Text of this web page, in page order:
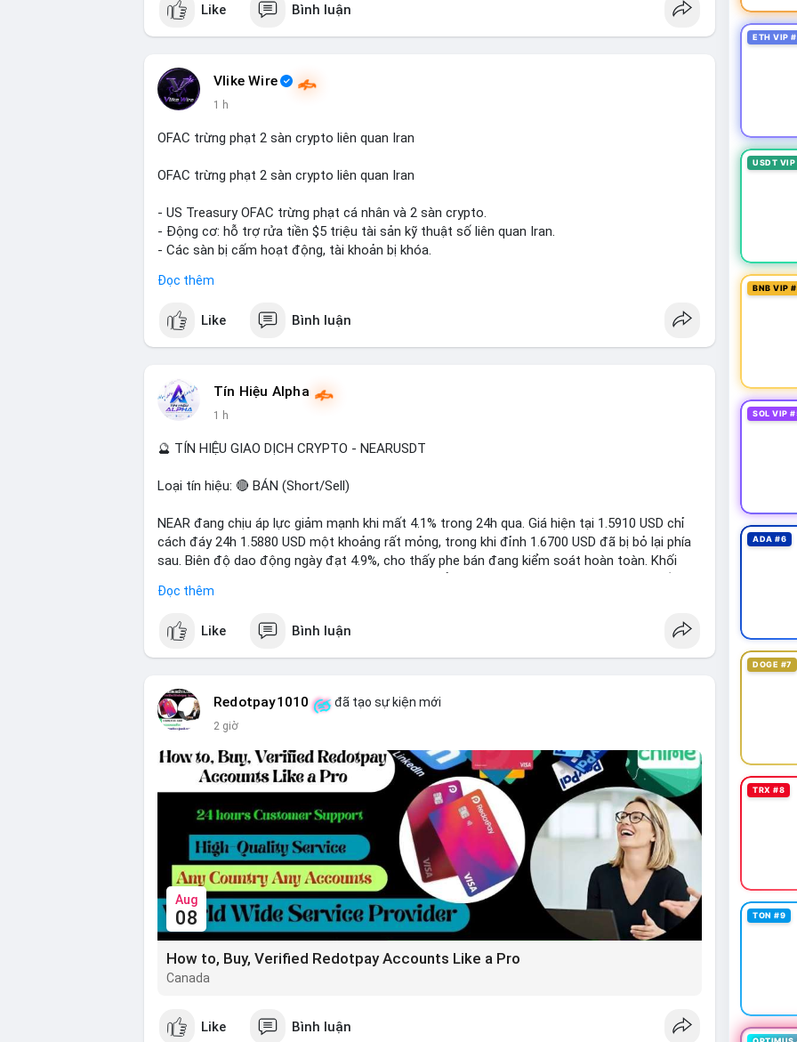
Like Bình luận
Vlike Wire
1 h
OFAC trừng phạt 2 sàn crypto liên quan Iran
OFAC trừng phạt 2 sàn crypto liên quan Iran
- US Treasury OFAC trừng phạt cá nhân và 2 sàn crypto.
- Động cơ: hỗ trợ rửa tiền $5 triệu tài sản kỹ thuật số liên quan Iran.
- Các sàn bị cấm hoạt động, tài khoản bị khóa.
$btc $eth
#vlikevn
📰 Nguồn: Cointelegraph
Đọc thêm
Like Bình luận
Tín Hiệu Alpha
1 h
🔮 TÍN HIỆU GIAO DỊCH CRYPTO - NEARUSDT
Loại tín hiệu: 🔴 BÁN (Short/Sell)
NEAR đang chịu áp lực giảm mạnh khi mất 4.1% trong 24h qua. Giá hiện tại 1.5910 USD chỉ
cách đáy 24h 1.5880 USD một khoảng rất mỏng, trong khi đỉnh 1.6700 USD đã bị bỏ lại phía
sau. Biên độ dao động ngày đạt 4.9%, cho thấy phe bán đang kiểm soát hoàn toàn. Khối
đang tiếp diễn.
Khuyến nghị giao dịch:
- Vùng Entry: 1.5910 - 1.5980
- Cắt lỗ (Stop Loss - SL): 1.6100
Quản trị vốn chặt chẽ, chỉ vào lệnh với rủi ro tối đa 1-2% tài khoản cho mỗi vị thế.
#shortnear #near1.59#bearishnear #selllimit #vlikenear
Đọc thêm
Like Bình luận
Redotpay1010 đã tạo sự kiện mới
2 giờ
Aug
08
How to, Buy, Verified Redotpay Accounts Like a Pro
Canada
Like Bình luận
ETH VIP
USDT
BNB VIP
SOL VIP
ADA #6
DOGE #7
TRX #8
TON #9